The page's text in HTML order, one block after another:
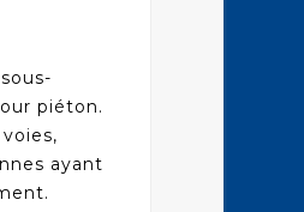
piéton.
ayant